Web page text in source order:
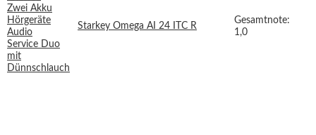
Starkey Omega AI 24 ITC R
Gesamtnote:
1,0